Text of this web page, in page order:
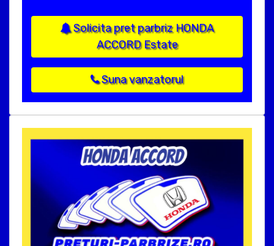
Solicita pret parbriz HONDA
ACCORD Estate
Suna vanzatorul